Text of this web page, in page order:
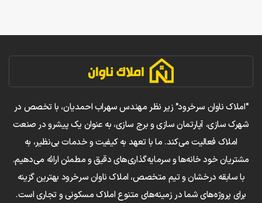
"املاک ناوان سرخرود" زیر نظر مهندس سهراب احمدیان، با تخصص در
شهرک سازی، آپارتمان سازی و برج سازی، به عنوان یک پیشرو در صنعت
املاک فعالیت می‌کند. ما با تعهد به کیفیت و خدمات بی‌نظیر، به
مشتریان خود خانه‌ها و سرمایه‌گذاری‌های دقیق و مطمئن ارائه می‌دهیم.
با سابقه درخشان و تیم متخصص، املاک ناوان سرخرود بهترین گزینه
برای پروژه‌های شما در زمینه‌های متنوع املاک مسکونی و تجاری است.